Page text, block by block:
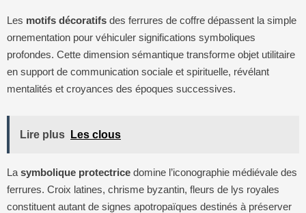
Les motifs décoratifs des ferrures de coffre dépassent la simple
ornementation pour véhiculer significations symboliques
profondes. Cette dimension sémantique transforme objet utilitaire
en support de communication sociale et spirituelle, révélant
mentalités et croyances des époques successives.
Lire plus Les clous
La symbolique protectrice domine l’iconographie médiévale des
ferrures. Croix latines, chrisme byzantin, fleurs de lys royales
constituent autant de signes apotropaïques destinés à préserver